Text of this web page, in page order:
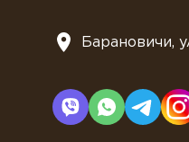
Барановичи,